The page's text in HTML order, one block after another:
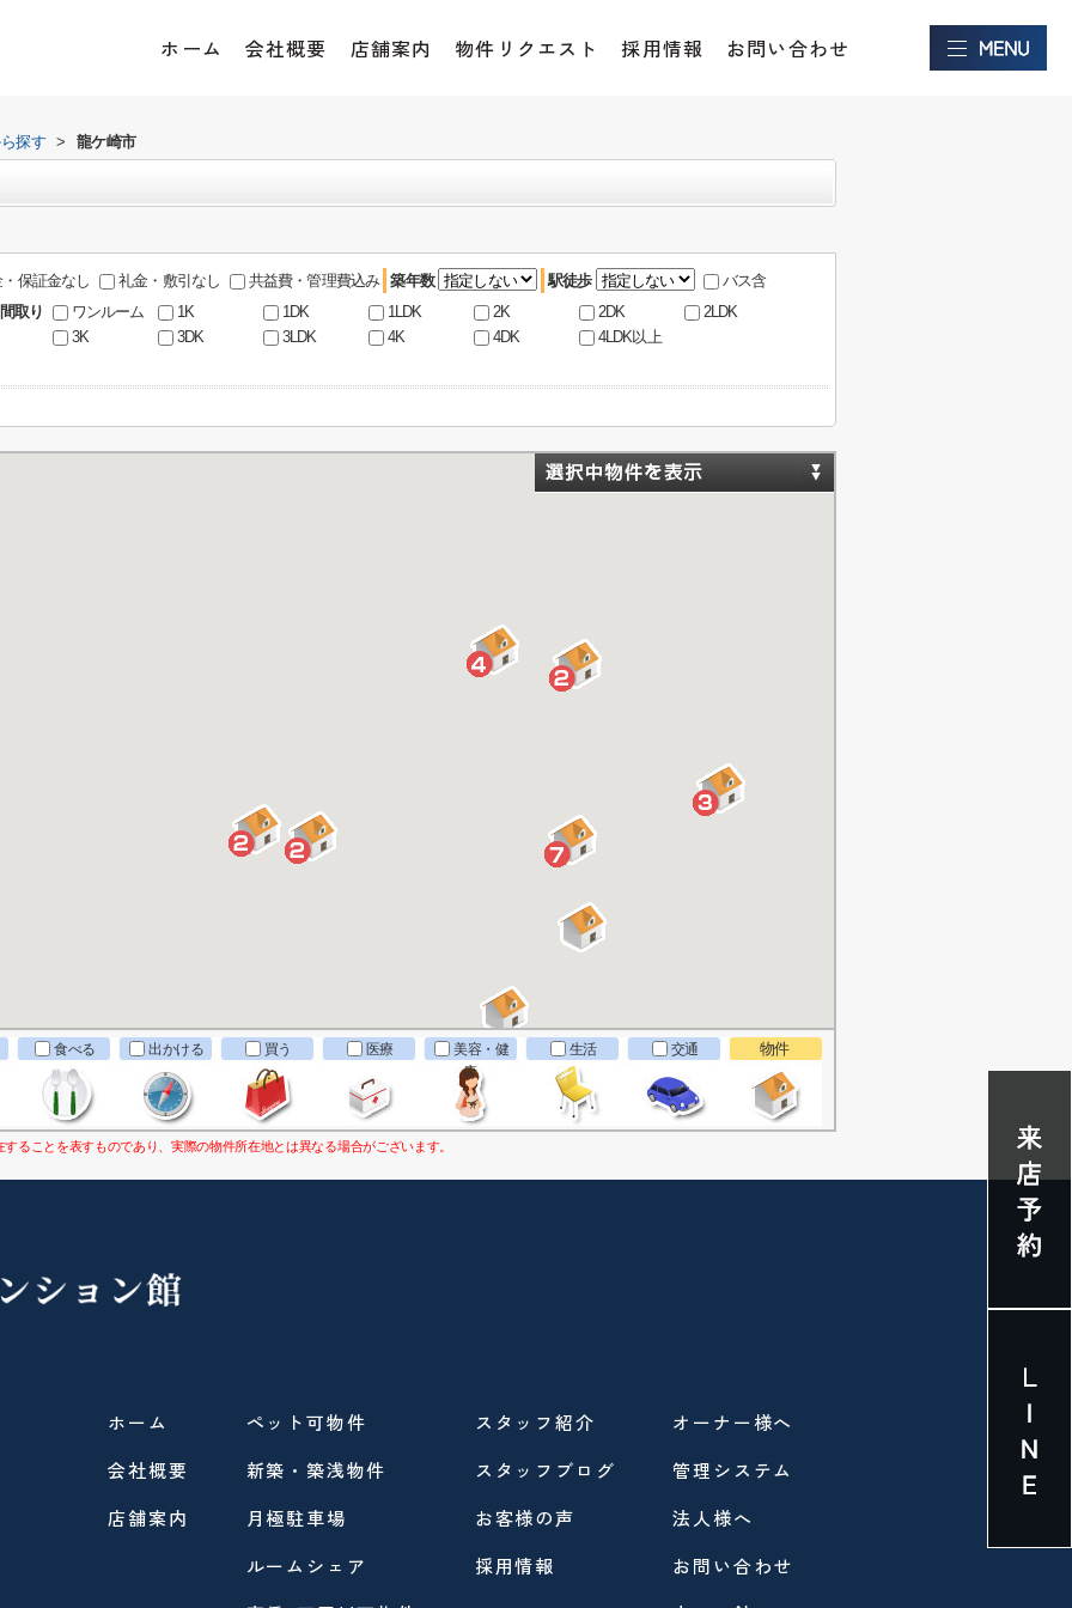
ホーム 会社概要 店舗案内 物件リクエスト 採用情報 お問い合わせ
探す > 龍ケ崎市
保証金なし 礼金・敷引なし 共益費・管理費込み 築年数 駅徒歩
バス含
間取り
ワンルーム 1K 1DK 1LDK 2K 2DK
2LDK
3K
3DK 3LDK 4K 4DK 4LDK以上
食べる 出かける 買う 医療
美容・健
康
生活 交通 物件
ることを表すものであり、実際の物件所在地とは異なる場合がございます。
ホーム
会社概要
店舗案内
ペット可物件
新築・築浅物件
月極駐車場
ルームシェア
スタッフ紹介
スタッフブログ
お客様の声
採用情報
オーナー様へ
管理システム
法人様へ
お問い合わせ